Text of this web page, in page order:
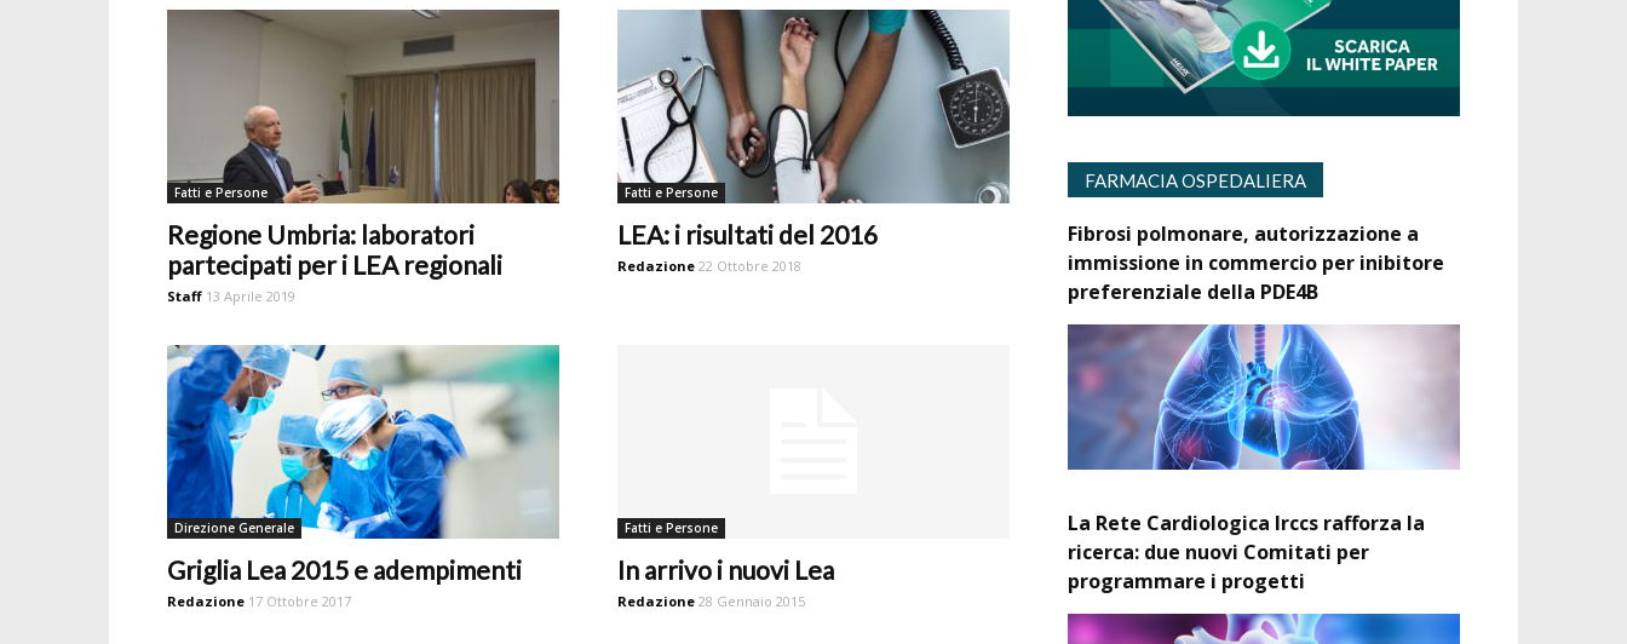
Fatti e Persone
Regione Umbria: laboratori
partecipati per i LEA regionali
Staff 13 Aprile 2019
Fatti e Persone
LEA: i risultati del 2016
Redazione 22 Ottobre 2018
Direzione Generale
Griglia Lea 2015 e adempimenti
Redazione 17 Ottobre 2017
Fatti e Persone
In arrivo i nuovi Lea
Redazione 28 Gennaio 2015
FARMACIA OSPEDALIERA
Fibrosi polmonare, autorizzazione a
immissione in commercio per inibitore
preferenziale della PDE4B
La Rete Cardiologica Irccs rafforza la
ricerca: due nuovi Comitati per
programmare i progetti